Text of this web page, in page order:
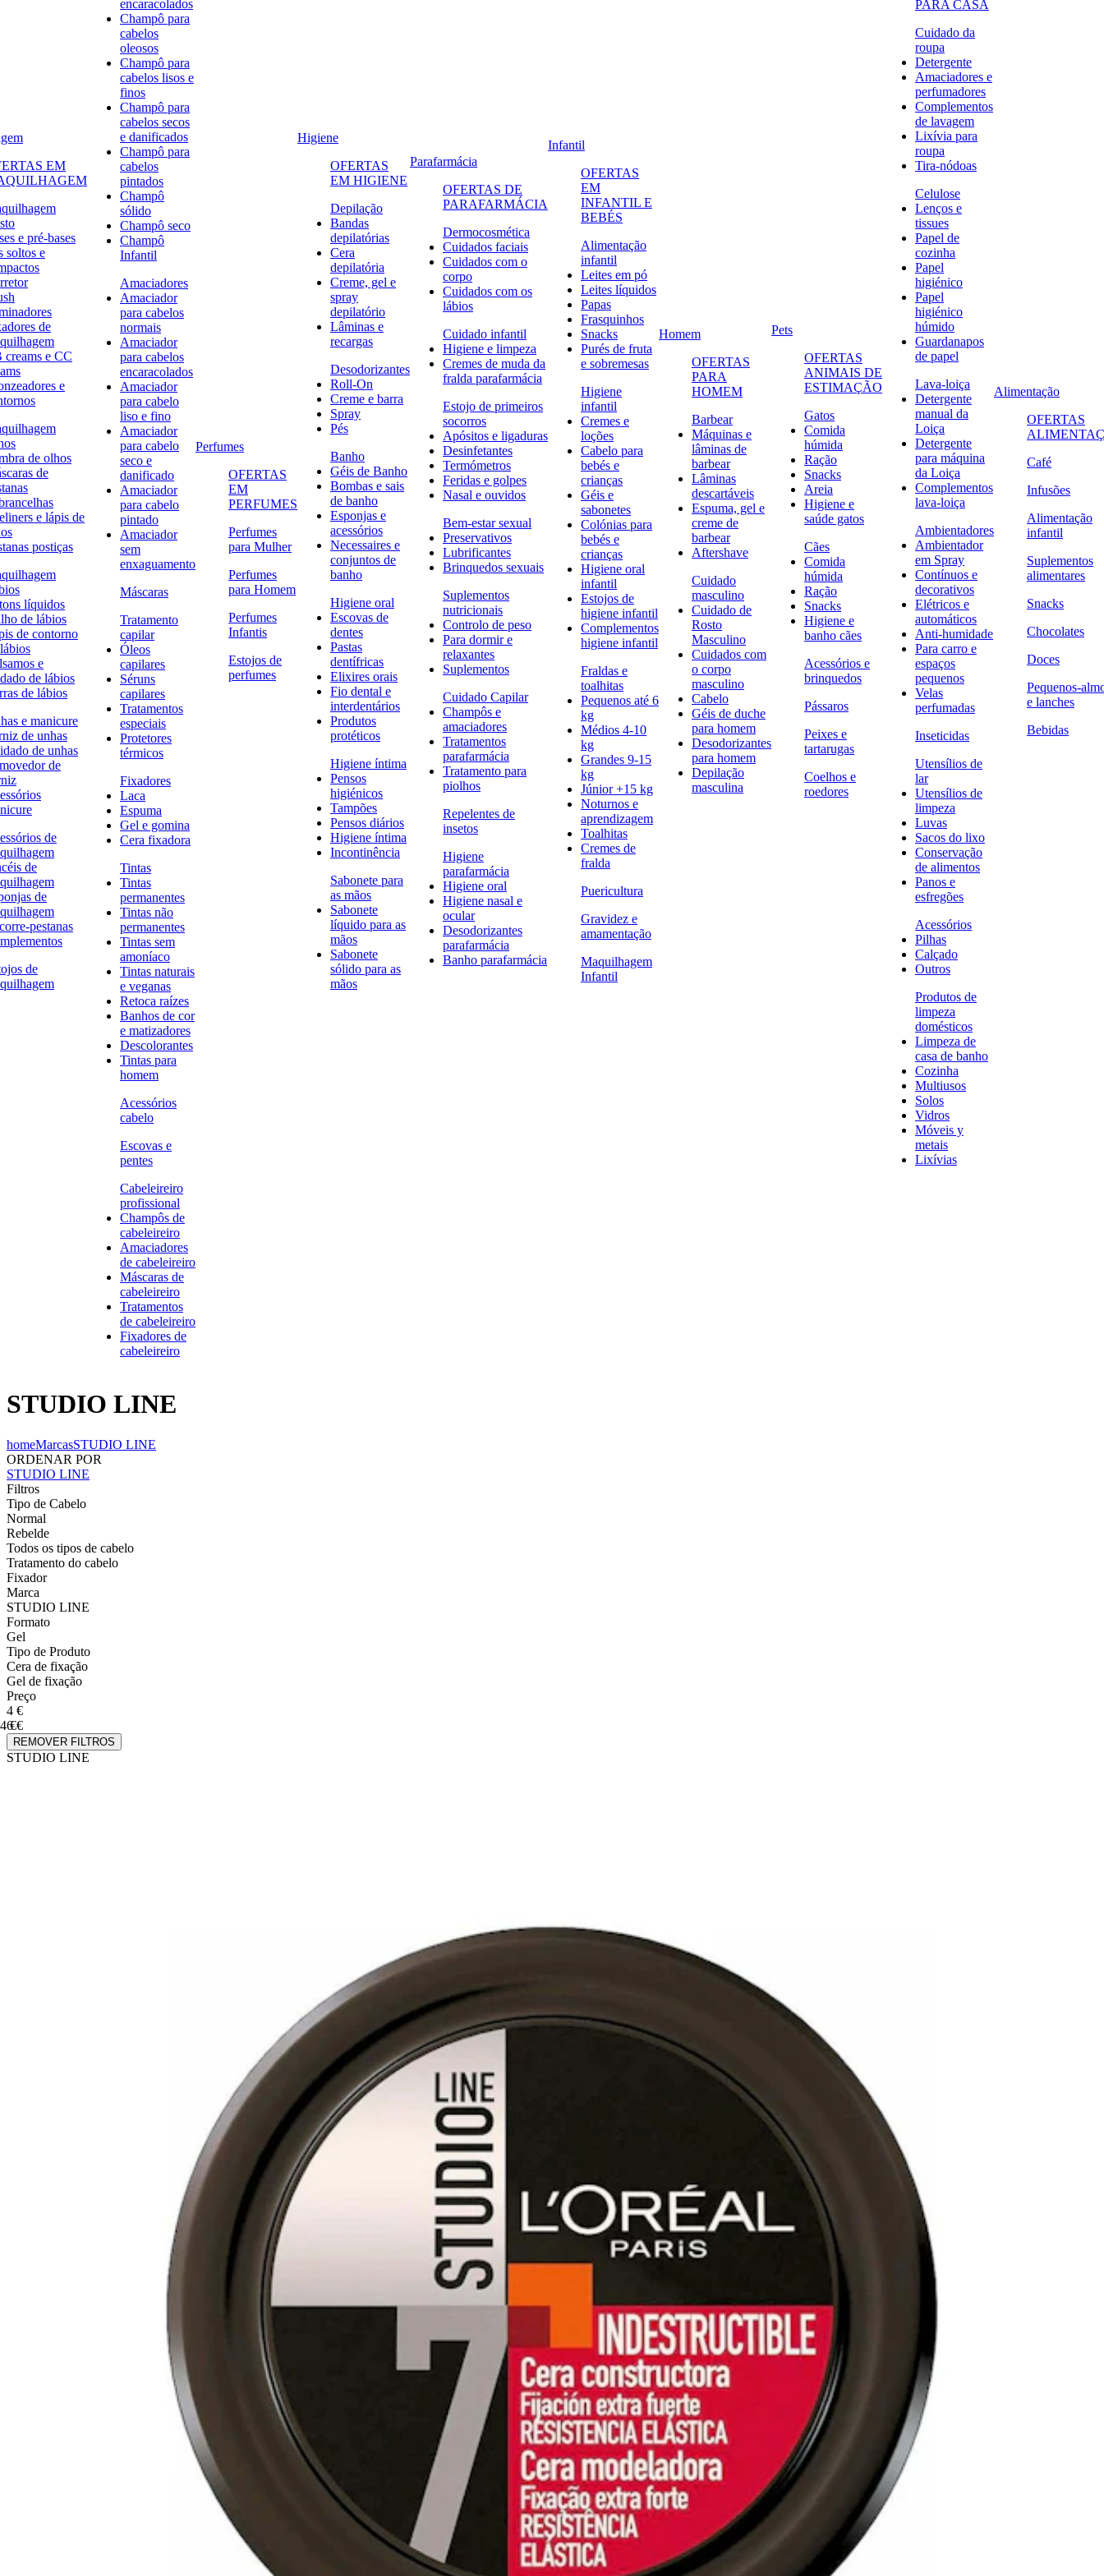
EM
e pré-bases
soltos e
de
creams e CC
e
de olhos
de
e lápis de
postiças
líquidos
de lábios
de contorno
e
de lábios
de lábios
e manicure
de unhas
de unhas
de
de
de
de
pestanas
de
encaracolados
Champô para
cabelos
oleosos
Champô para
cabelos lisos e
finos
Champô para
cabelos secos
e danificados
Champô para
cabelos
pintados
Champô
sólido
Champô seco
Champô
Infantil
Amaciadores
Amaciador
para cabelos
normais
Amaciador
para cabelos
encaracolados
Amaciador
para cabelo
liso e fino
Amaciador
para cabelo
seco e
danificado
Amaciador
para cabelo
pintado
Amaciador
sem
enxaguamento
Máscaras
Tratamento
capilar
Óleos
capilares
Séruns
capilares
Tratamentos
especiais
Protetores
térmicos
Fixadores
Laca
Espuma
Gel e gomina
Cera fixadora
Tintas
Tintas
permanentes
Tintas não
permanentes
Tintas sem
amoníaco
Tintas naturais
e veganas
Retoca raízes
Banhos de cor
e matizadores
Descolorantes
Tintas para
homem
Acessórios
cabelo
Escovas e
pentes
Cabeleireiro
profissional
Champôs de
cabeleireiro
Amaciadores
de cabeleireiro
Máscaras de
cabeleireiro
Tratamentos
de cabeleireiro
Fixadores de
cabeleireiro
Perfumes
OFERTAS
EM
PERFUMES
Perfumes
para Mulher
Perfumes
para Homem
Perfumes
Infantis
Estojos de
perfumes
Higiene
OFERTAS
EM HIGIENE
Depilação
Bandas
depilatórias
Cera
depilatória
Creme, gel e
spray
depilatório
Lâminas e
recargas
Desodorizantes
Roll-On
Creme e barra
Spray
Pés
Banho
Géis de Banho
Bombas e sais
de banho
Esponjas e
acessórios
Necessaires e
conjuntos de
banho
Higiene oral
Escovas de
dentes
Pastas
dentífricas
Elixires orais
Fio dental e
interdentários
Produtos
protéticos
Higiene íntima
Pensos
higiénicos
Tampões
Pensos diários
Higiene íntima
Incontinência
Sabonete para
as mãos
Sabonete
líquido para as
mãos
Sabonete
sólido para as
mãos
Parafarmácia
OFERTAS DE
PARAFARMÁCIA
Dermocosmética
Cuidados faciais
Cuidados com o
corpo
Cuidados com os
lábios
Cuidado infantil
Higiene e limpeza
Cremes de muda da
fralda parafarmácia
Estojo de primeiros
socorros
Apósitos e ligaduras
Desinfetantes
Termómetros
Feridas e golpes
Nasal e ouvidos
Bem-estar sexual
Preservativos
Lubrificantes
Brinquedos sexuais
Suplementos
nutricionais
Controlo de peso
Para dormir e
relaxantes
Suplementos
Cuidado Capilar
Champôs e
amaciadores
Tratamentos
parafarmácia
Tratamento para
piolhos
Repelentes de
insetos
Higiene
parafarmácia
Higiene oral
Higiene nasal e
ocular
Desodorizantes
parafarmácia
Banho parafarmácia
Infantil
OFERTAS
EM
INFANTIL E
BEBÉS
Alimentação
infantil
Leites em pó
Leites líquidos
Papas
Frasquinhos
Snacks
Purés de fruta
e sobremesas
Higiene
infantil
Cremes e
loções
Cabelo para
bebés e
crianças
Géis e
sabonetes
Colónias para
bebés e
crianças
Higiene oral
infantil
Estojos de
higiene infantil
Complementos
higiene infantil
Fraldas e
toalhitas
Pequenos até 6
kg
Médios 4-10
kg
Grandes 9-15
kg
Júnior +15 kg
Noturnos e
aprendizagem
Toalhitas
Cremes de
fralda
Puericultura
Gravidez e
amamentação
Maquilhagem
Infantil
Homem
OFERTAS
PARA
HOMEM
Barbear
Máquinas e
lâminas de
barbear
Lâminas
descartáveis
Espuma, gel e
creme de
barbear
Aftershave
Cuidado
masculino
Cuidado de
Rosto
Masculino
Cuidados com
o corpo
masculino
Cabelo
Géis de duche
para homem
Desodorizantes
para homem
Depilação
masculina
Pets
OFERTAS
ANIMAIS DE
ESTIMAÇÃO
Gatos
Comida
húmida
Ração
Snacks
Areia
Higiene e
saúde gatos
Cães
Comida
húmida
Ração
Snacks
Higiene e
banho cães
Acessórios e
brinquedos
Pássaros
Peixes e
tartarugas
Coelhos e
roedores
PARA CASA
Cuidado da
roupa
Detergente
Amaciadores e
perfumadores
Complementos
de lavagem
Lixívia para
roupa
Tira-nódoas
Celulose
Lenços e
tissues
Papel de
cozinha
Papel
higiénico
Papel
higiénico
húmido
Guardanapos
de papel
Lava-loiça
Detergente
manual da
Loiça
Detergente
para máquina
da Loiça
Complementos
lava-loiça
Ambientadores
Ambientador
em Spray
Contínuos e
decorativos
Elétricos e
automáticos
Anti-humidade
Para carro e
espaços
pequenos
Velas
perfumadas
Inseticidas
Utensílios de
lar
Utensílios de
limpeza
Luvas
Sacos do lixo
Conservação
de alimentos
Panos e
esfregões
Acessórios
Pilhas
Calçado
Outros
Produtos de
limpeza
domésticos
Limpeza de
casa de banho
Cozinha
Multiusos
Solos
Vidros
Móveis y
metais
Lixívias
Alimentação
OFERTAS
Café
Infusões
Alimentação
infantil
Suplementos
alimentares
Snacks
Chocolates
Doces
Pequenos-
e lanches
Bebidas
STUDIO LINE
homeMarcasSTUDIO LINE
ORDENAR POR
STUDIO LINE
Filtros
Tipo de Cabelo
Normal
Rebelde
Todos os tipos de cabelo
Tratamento do cabelo
Fixador
Marca
STUDIO LINE
Formato
Gel
Tipo de Produto
Cera de fixação
Gel de fixação
Preço
4 €
4 €6 €
REMOVER FILTROS
STUDIO LINE